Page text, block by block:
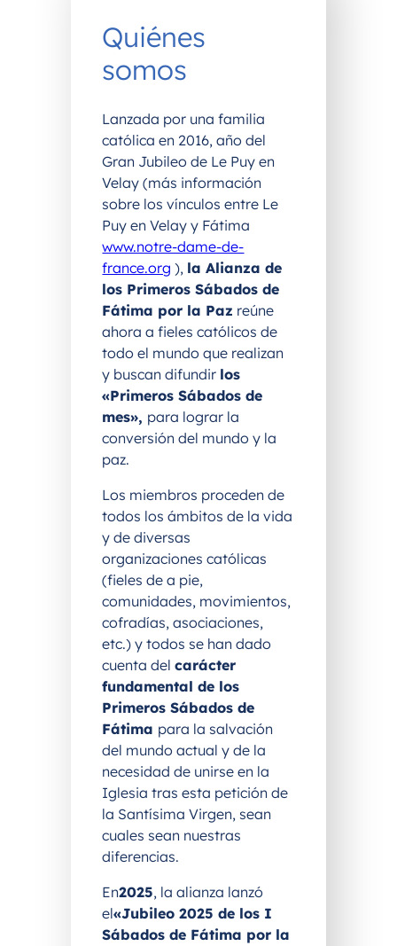
Quiénes
somos
Lanzada por una familia
católica en 2016, año del
Gran Jubileo de Le Puy en
Velay (más información
sobre los vínculos entre Le
Puy en Velay y Fátima
www.notre-dame-de-
france.org ), la Alianza de
los Primeros Sábados de
Fátima por la Paz reúne
ahora a fieles católicos de
todo el mundo que realizan
y buscan difundir los
«Primeros Sábados de
mes», para lograr la
conversión del mundo y la
paz.
Los miembros proceden de
todos los ámbitos de la vida
y de diversas
organizaciones católicas
(fieles de a pie,
comunidades, movimientos,
cofradías, asociaciones,
etc.) y todos se han dado
cuenta delcarácter
fundamental de los
Primeros Sábados de
Fátima para la salvación
del mundo actual y de la
necesidad de unirse en la
Iglesia tras esta petición de
la Santísima Virgen, sean
cuales sean nuestras
diferencias.
En2025, la alianza lanzó
el«Jubileo 2025 de los I
Sábados de Fátima por la